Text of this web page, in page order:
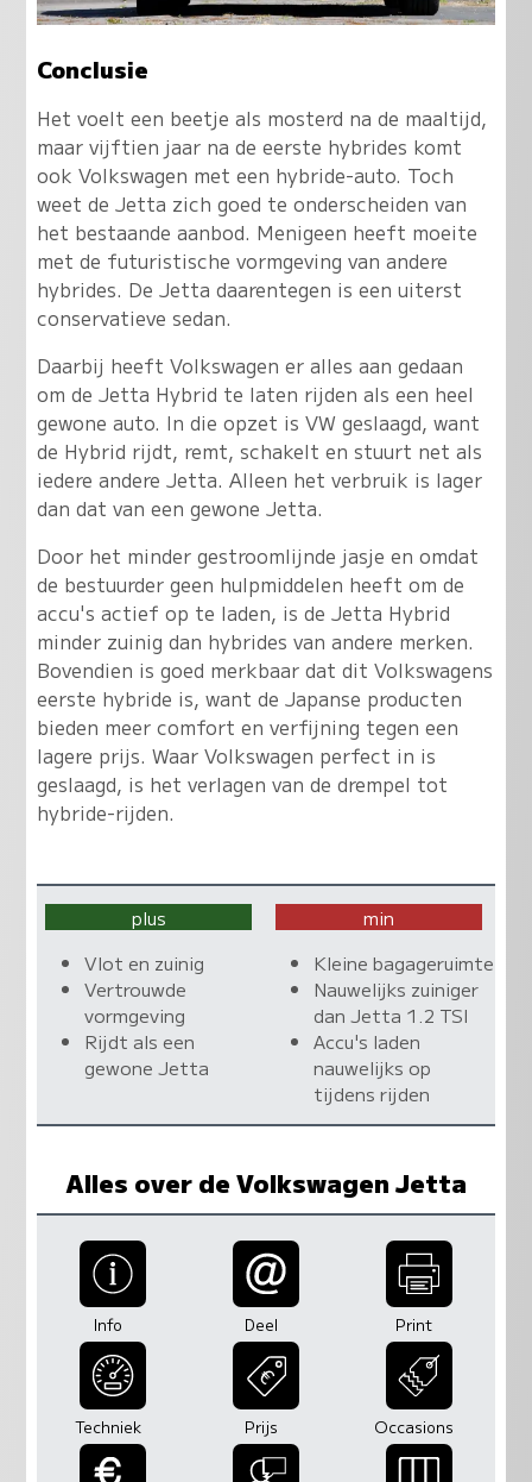
Conclusie
Het voelt een beetje als mosterd na de maaltijd,
maar vijftien jaar na de eerste hybrides komt
ook Volkswagen met een hybride-auto. Toch
weet de Jetta zich goed te onderscheiden van
het bestaande aanbod. Menigeen heeft moeite
met de futuristische vormgeving van andere
hybrides. De Jetta daarentegen is een uiterst
conservatieve sedan.
Daarbij heeft Volkswagen er alles aan gedaan
om de Jetta Hybrid te laten rijden als een heel
gewone auto. In die opzet is VW geslaagd, want
de Hybrid rijdt, remt, schakelt en stuurt net als
iedere andere Jetta. Alleen het verbruik is lager
dan dat van een gewone Jetta.
Door het minder gestroomlijnde jasje en omdat
de bestuurder geen hulpmiddelen heeft om de
accu's actief op te laden, is de Jetta Hybrid
minder zuinig dan hybrides van andere merken.
Bovendien is goed merkbaar dat dit Volkswagens
eerste hybride is, want de Japanse producten
bieden meer comfort en verfijning tegen een
lagere prijs. Waar Volkswagen perfect in is
geslaagd, is het verlagen van de drempel tot
hybride-rijden.
plus
Vlot en zuinig
Vertrouwde
vormgeving
Rijdt als een
gewone Jetta
min
Kleine bagageruimte
Nauwelijks zuiniger
dan Jetta 1.2 TSI
Accu's laden
nauwelijks op
tijdens rijden
Alles over de Volkswagen Jetta
Info Deel Print
Techniek Prijs Occasions